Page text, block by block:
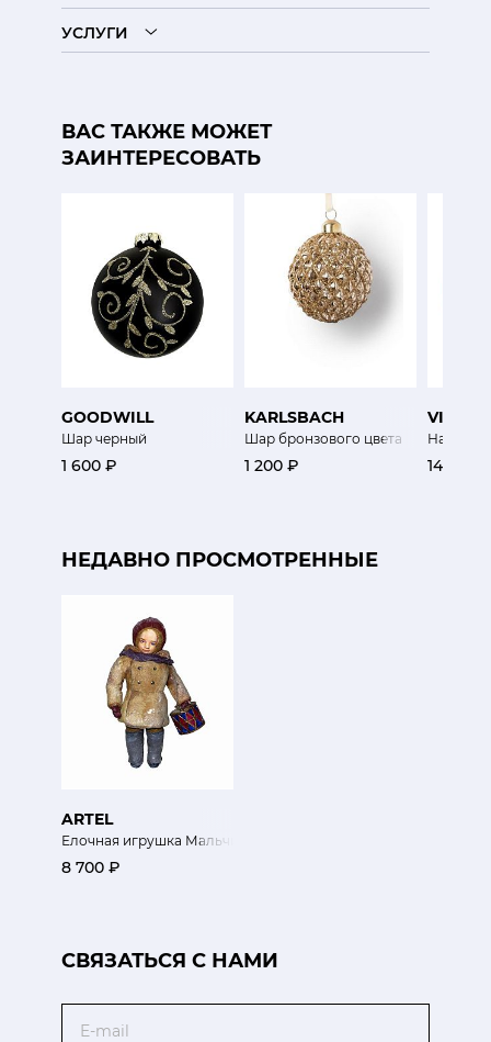
УСЛУГИ
ВАС ТАКЖЕ МОЖЕТ
ЗАИНТЕРЕСОВАТЬ
GOODWILL
Шар черный
1 600 ₽
KARLSBACH
Шар бронзового цвета
1 200 ₽
VISTA
Набор
14 400
НЕДАВНО ПРОСМОТРЕННЫЕ
ARTEL
Елочная игрушка Мальчик с барабаном
8 700 ₽
CВЯЗАТЬСЯ С НАМИ